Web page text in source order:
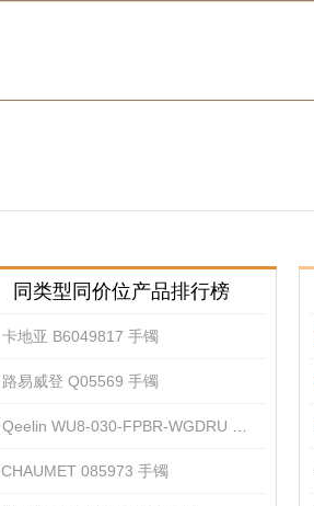
同类型同价位产品排行榜
卡地亚 B6049817 手镯
路易威登 Q05569 手镯
Qeelin WU8-030-FPBR-WGDRU 手镯
CHAUMET 085973 手镯